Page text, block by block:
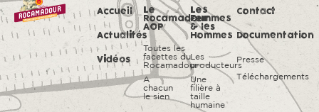
Accueil
Actualités
Vidéos
Le
Rocamadour
AOP
Toutes les
facettes du
Rocamadour
A
chacun
le sien
Les
Femmes
& les
Hommes
Les
producteurs
Une
filière à
taille
humaine
Contact
Documentation
Presse
Téléchargements